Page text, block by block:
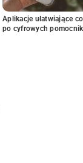
Aplikacje ułatwiające
po cyfrowych